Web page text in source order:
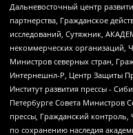
Дальневосточный центр
партнерства, Гражданское
исследований, Сутяжник,
некоммерческих организаций,
Министров северных стран,
Интернешнл-Р, Центр Защиты
Институт развития прессы -
Петербурге Совета Министров
прессы, Гражданский
по сохранению наследия